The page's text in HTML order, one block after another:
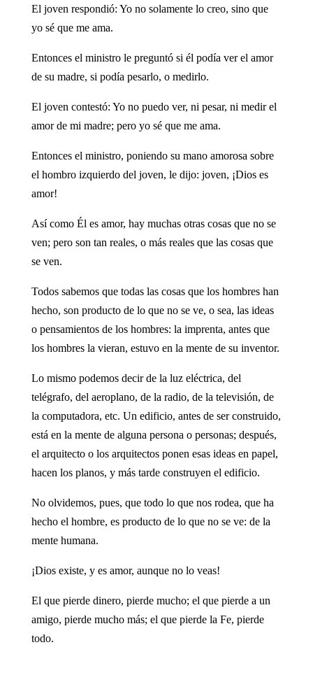
El joven respondió: Yo no solamente lo creo, sino que
yo sé que me ama.
Entonces el ministro le preguntó si él podía ver el amor
de su madre, si podía pesarlo, o medirlo.
El joven contestó: Yo no puedo ver, ni pesar, ni medir el
amor de mi madre; pero yo sé que me ama.
Entonces el ministro, poniendo su mano amorosa sobre
el hombro izquierdo del joven, le dijo: joven, ¡Dios es
amor!
Así como Él es amor, hay muchas otras cosas que no se
ven; pero son tan reales, o más reales que las cosas que
se ven.
Todos sabemos que todas las cosas que los hombres han
hecho, son producto de lo que no se ve, o sea, las ideas
o pensamientos de los hombres: la imprenta, antes que
los hombres la vieran, estuvo en la mente de su inventor.
Lo mismo podemos decir de la luz eléctrica, del
telégrafo, del aeroplano, de la radio, de la televisión, de
la computadora, etc. Un edificio, antes de ser construido,
está en la mente de alguna persona o personas; después,
el arquitecto o los arquitectos ponen esas ideas en papel,
hacen los planos, y más tarde construyen el edificio.
No olvidemos, pues, que todo lo que nos rodea, que ha
hecho el hombre, es producto de lo que no se ve: de la
mente humana.
¡Dios existe, y es amor, aunque no lo veas!
El que pierde dinero, pierde mucho; el que pierde a un
amigo, pierde mucho más; el que pierde la Fe, pierde
todo.